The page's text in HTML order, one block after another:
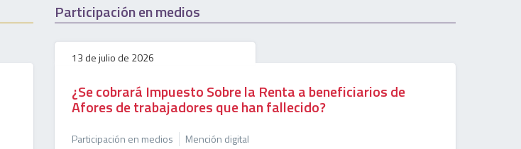
Participación en medios
13 de julio de 2026
¿Se cobrará Impuesto Sobre la Renta a beneficiarios de
Afores de trabajadores que han fallecido?
Participación en medios
Mención digital